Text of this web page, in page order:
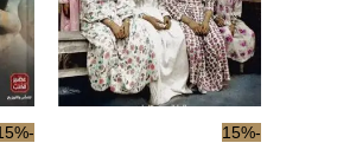
-15%
-15%